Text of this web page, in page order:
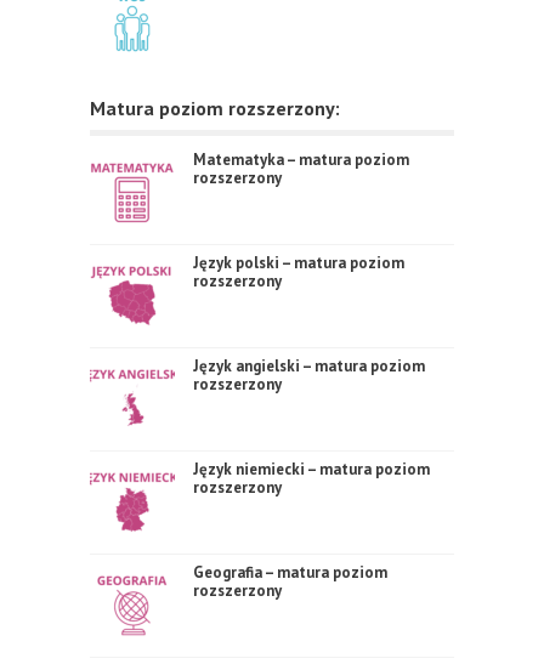
Matura poziom rozszerzony:
Matematyka – matura poziom
rozszerzony
Język polski – matura poziom
rozszerzony
Język angielski – matura poziom
rozszerzony
Język niemiecki – matura poziom
rozszerzony
Geografia – matura poziom
rozszerzony